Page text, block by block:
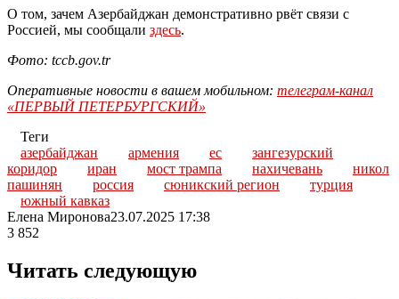
О том, зачем Азербайджан демонстративно рвёт связи с
Россией, мы сообщали здесь.
Фото: tccb.gov.tr
Оперативные новости в вашем мобильном: телеграм-канал
«ПЕРВЫЙ ПЕТЕРБУРГСКИЙ»
Теги
азербайджан
армения ес
зангезурский
коридор
иран мост трампа нахичевань
никол
пашинян
россия сюникский регион
турция
южный кавказ
Елена Миронова23.07.2025 17:38
3 852
Читать следующую